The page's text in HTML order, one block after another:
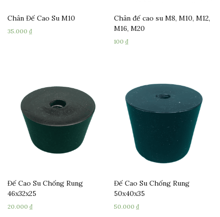
Chân Đế Cao Su M10
35.000 ₫
Chân đế cao su M8, M10, M12,
M16, M20
100₫
Đế Cao Su Chống Rung
46x32x25
20.000 ₫
Đế Cao Su Chống Rung
50x40x35
50.000₫